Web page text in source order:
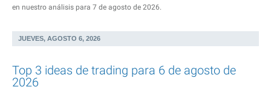
en nuestro análisis para 7 de agosto de 2026.
JUEVES, AGOSTO 6, 2026
Top 3 ideas de trading para 6 de agosto de
2026